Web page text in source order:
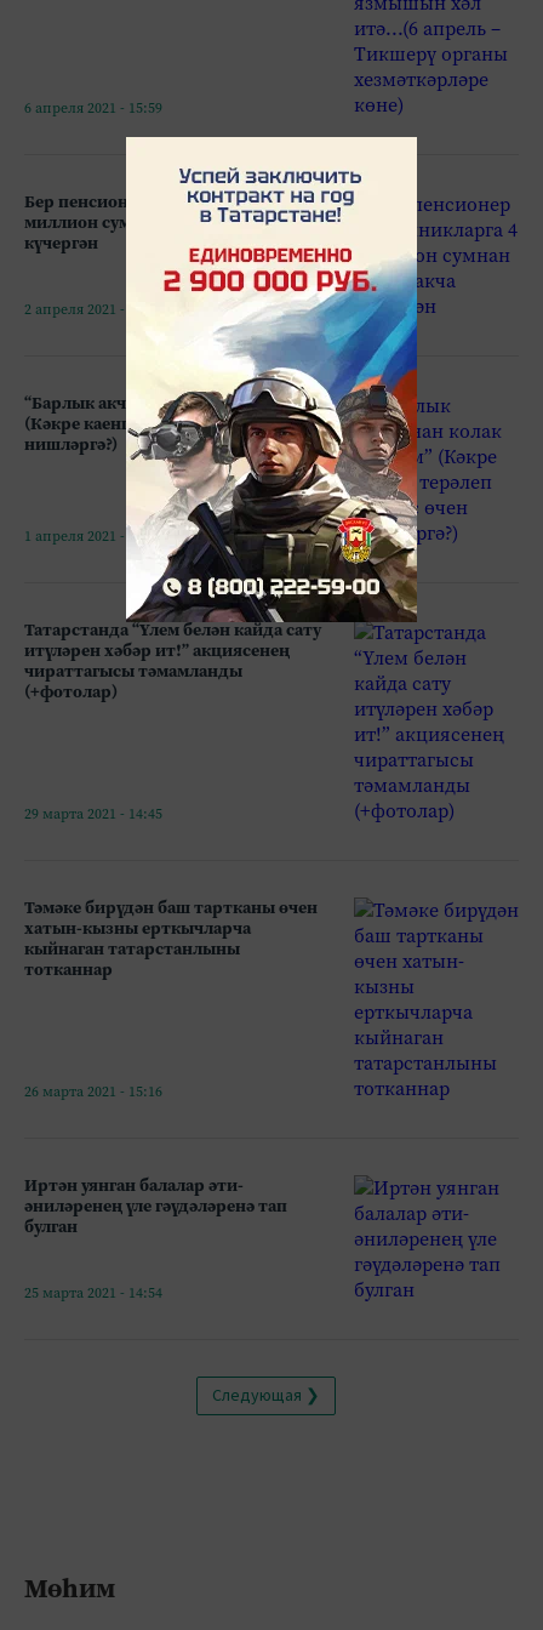
6 апреля 2021 - 15:59
Бер пенсионер мошенникларга 4
миллион сумнан артык акча
күчергән
2 апреля 2021 - 12:04
“Барлык акчамнан колак кактым”
(Кәкре каенга терәлеп калмас өчен
нишләргә?)
1 апреля 2021 - 16:08
Татарстанда “Үлем белән кайда сату
итүләрен хәбәр ит!” акциясенең
чираттагысы тәмамланды
(+фотолар)
29 марта 2021 - 14:45
Тәмәке бирүдән баш тартканы өчен
хатын-кызны ерткычларча
кыйнаган татарстанлыны
тотканнар
26 марта 2021 - 15:16
Иртән уянган балалар әти-
әниләренең үле гәүдәләренә тап
булган
25 марта 2021 - 14:54
Следующая ❯
Мөһим